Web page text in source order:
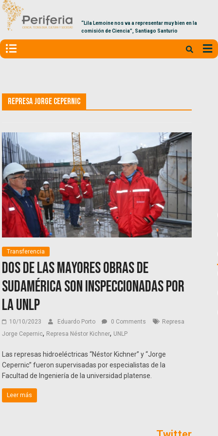
“Lila Lemoine nos va a representar muy bien en la
comisión de Ciencia”, Santiago Santurio
Represa Jorge Cepernic
Transferencia
Dos de las mayores obras de
Sudamérica son inspeccionadas por
la UNLP
10/10/2023 Eduardo Porto 0 Comments
Represa
Jorge Cepernic, Represa Néstor Kichner, UNLP
Las represas hidroeléctricas “Néstor Kichner” y “Jorge
Cepernic” fueron supervisadas por especialistas de la
Facultad de Ingeniería de la universidad platense.
Leer más